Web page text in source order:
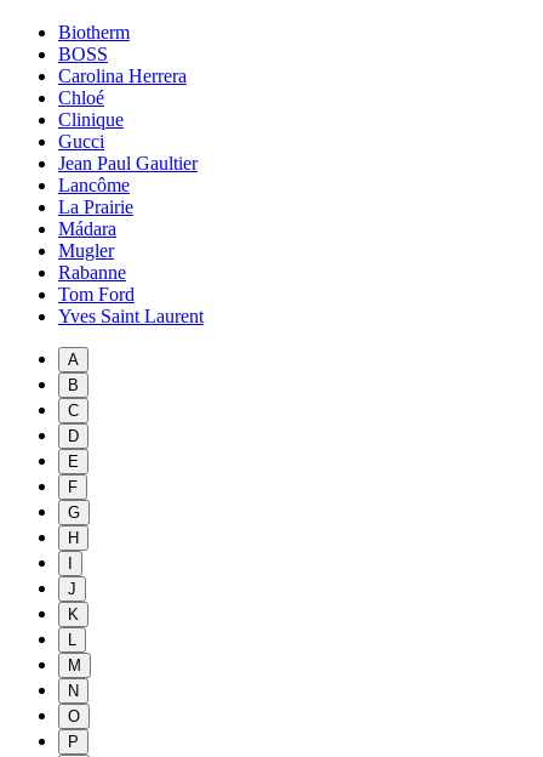
Biotherm
BOSS
Carolina Herrera
Chloé
Clinique
Gucci
Jean Paul Gaultier
Lancôme
La Prairie
Mádara
Mugler
Rabanne
Tom Ford
Yves Saint Laurent
A
B
C
D
E
F
G
H
J
K
L
M
N
O
P